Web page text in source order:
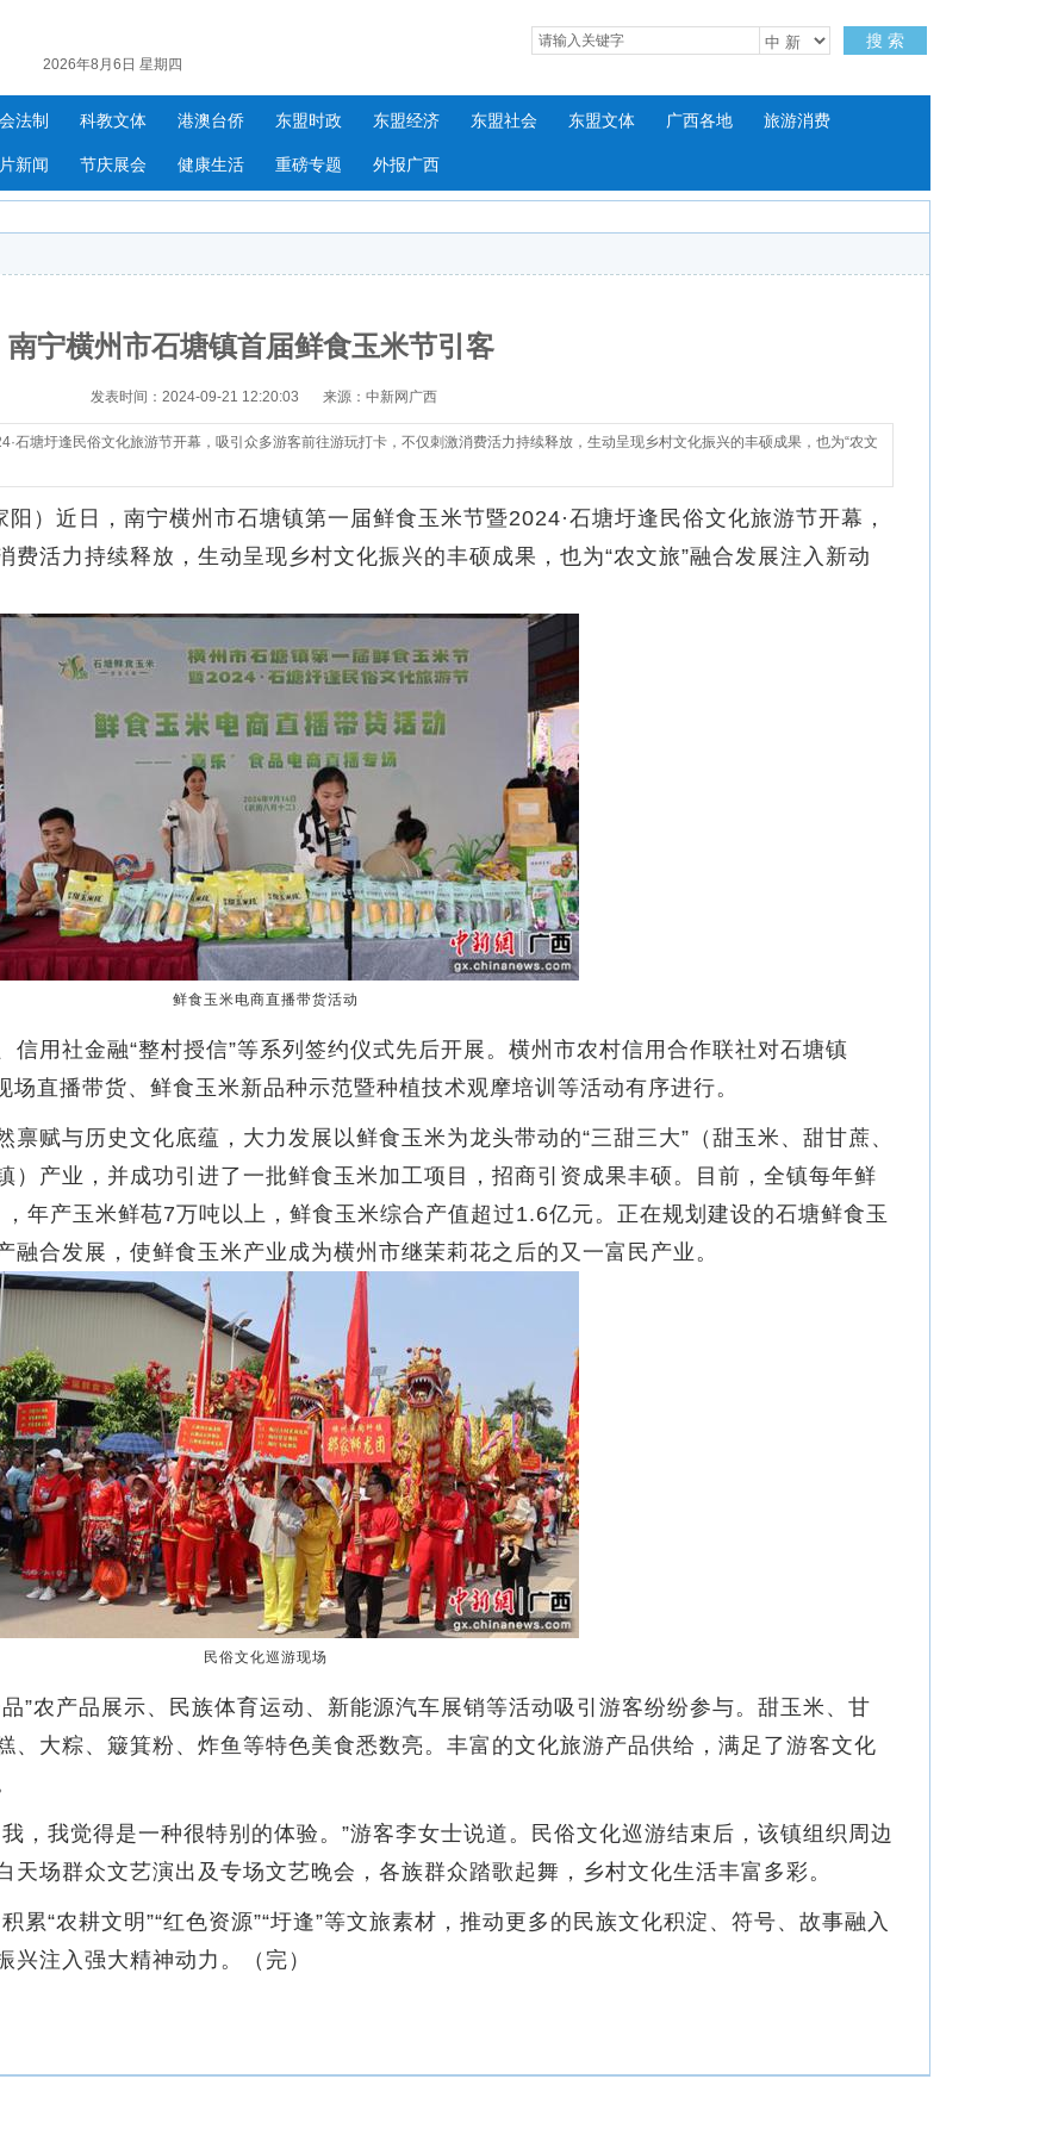
2026年8月6日 星期四
搜 索
法制 科教文体 港澳台侨 东盟时政 东盟经济 东盟社会 东盟文体 广西各地 旅游消费
新闻 节庆展会 健康生活 重磅专题 外报广西
南宁横州市石塘镇首届鲜食玉米节引客
发表时间：2024-09-21 12:20:03 来源：中新网广西
石塘圩逢民俗文化旅游节开幕，吸引众多游客前往游玩打卡，不仅刺激消费活力持续释放，生动呈现乡村文化振兴的丰硕成果，也为“农文
近日，南宁横州市石塘镇第一届鲜食玉米节暨2024·石塘圩逢民俗文化旅游节开幕，
活力持续释放，生动呈现乡村文化振兴的丰硕成果，也为“农文旅”融合发展注入新动
鲜食玉米电商直播带货活动
用社金融“整村授信”等系列签约仪式先后开展。横州市农村信用合作联社对石塘镇
直播带货、鲜食玉米新品种示范暨种植技术观摩培训等活动有序进行。
与历史文化底蕴，大力发展以鲜食玉米为龙头带动的“三甜三大”（甜玉米、甜甘蔗、
）产业，并成功引进了一批鲜食玉米加工项目，招商引资成果丰硕。目前，全镇每年鲜
年产玉米鲜苞7万吨以上，鲜食玉米综合产值超过1.6亿元。正在规划建设的石塘鲜食玉
合发展，使鲜食玉米产业成为横州市继茉莉花之后的又一富民产业。
民俗文化巡游现场
农产品展示、民族体育运动、新能源汽车展销等活动吸引游客纷纷参与。甜玉米、甘
、大粽、簸箕粉、炸鱼等特色美食悉数亮。丰富的文化旅游产品供给，满足了游客文化
我觉得是一种很特别的体验。”游客李女士说道。民俗文化巡游结束后，该镇组织周边
场群众文艺演出及专场文艺晚会，各族群众踏歌起舞，乡村文化生活丰富多彩。
“农耕文明”“红色资源”“圩逢”等文旅素材，推动更多的民族文化积淀、符号、故事融入
注入强大精神动力。（完）